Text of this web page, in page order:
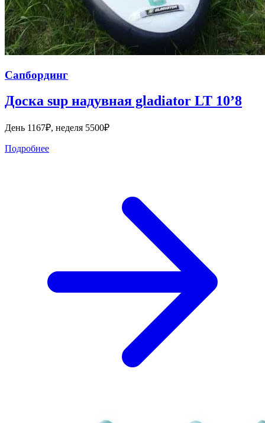
Сапбординг
Доска sup надувная gladiator LT 10’8
День 1167₽, неделя 5500₽
Подробнее